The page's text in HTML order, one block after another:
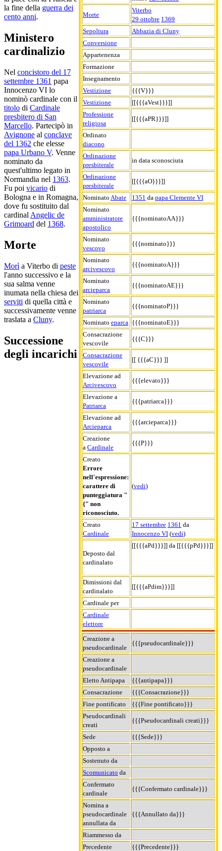
Morte
Viterbo
29 ottobre 1369
Sepoltura
Abbazia di Cluny
Conversione
Appartenenza
Formazione
Insegnamento
Vestizione
{{{V}}}
Vestizione
[[{{{aVest}}}]]
Professione
religiosa
[[{{{aPR}}}]]
Ordinato
diacono
Ordinazione
presbiterale
in data sconosciuta
Ordinazione
presbiterale
[[{{{aO}}}]]
Nominato Abate 1351 da papa Clemente VI
Nominato
amministratore
apostolico
{{{nominatoAA}}}
Nominato
vescovo
{{{nominato}}}
Nominato
arcivescovo
{{{nominatoA}}}
Nominato
arcieparca
{{{nominatoAE}}}
Nominato
patriarca
{{{nominatoP}}}
Nominato eparca {{{nominatoE}}}
Consacrazione
vescovile
{{{C}}}
Consacrazione
vescovile
[[ {{{aC}}} ]]
Elevazione ad
Arcivescovo
{{{elevato}}}
Elevazione a
Patriarca
{{{patriarca}}}
Elevazione ad
Arcieparca
{{{arcieparca}}}
Creazione
a Cardinale
{{{P}}}
Creato
Errore
nell'espressione:
carattere di
punteggiatura "
{" non
riconosciuto.
(vedi)
Creato
Cardinale
17 settembre 1361 da
Innocenzo VI (vedi)
Deposto dal
cardinalato
[[{{{aPd}}}]] da [[{{{pPd}}}]]
Dimissioni dal
cardinalato
[[{{{aPdim}}}]]
Cardinale per
Cardinale
elettore
Creazione a
pseudocardinale
{{{pseudocardinale}}}
Creazione a
pseudocardinale
Eletto Antipapa
{{{antipapa}}}
Consacrazione
{{{Consacrazione}}}
Fine pontificato
{{{Fine pontificato}}}
Pseudocardinali
creati
{{{Pseudocardinali creati}}}
Sede
{{{Sede}}}
Opposto a
Sostenuto da
Scomunicato da
Confermato
cardinale
{{{Confermato cardinale}}}
Nomina a
pseudocardinale
annullata da
{{{Annullato da}}}
Riammesso da
Precedente
{{{Precedente}}}
la fine della guerra dei
cento anni.
Ministero
cardinalizio
Nel concistoro del 17
settembre 1361 papa
Innocenzo VI lo
nominò cardinale con il
titolo di Cardinale
presbitero di San
Marcello. Partecipò in
Avignone al conclave
del 1362 che elesse
papa Urbano V. Venne
nominato da
quest'ultimo legato in
Normandia nel 1363.
Fu poi vicario di
Bologna e in Romagna,
dove fu sostituito dal
cardinal Angelic de
Grimoard del 1368.
Morte
Morì a Viterbo di peste
l'anno successivo e la
sua salma venne
inumata nella chiesa dei
serviti di quella città e
successivamente venne
traslata a Cluny.
Successione
degli incarichi